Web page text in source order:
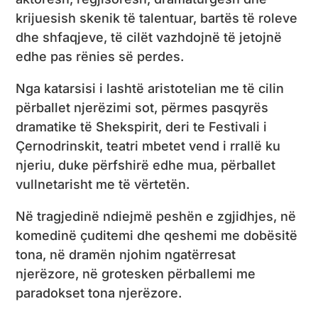
krijuesish skenik të talentuar, bartës të roleve
dhe shfaqjeve, të cilët vazhdojnë të jetojnë
edhe pas rënies së perdes.
Nga katarsisi i lashtë aristotelian me të cilin
përballet njerëzimi sot, përmes pasqyrës
dramatike të Shekspirit, deri te Festivali i
Çernodrinskit, teatri mbetet vend i rrallë ku
njeriu, duke përfshirë edhe mua, përballet
vullnetarisht me të vërtetën.
Në tragjedinë ndiejmë peshën e zgjidhjes, në
komedinë çuditemi dhe qeshemi me dobësitë
tona, në dramën njohim ngatërresat
njerëzore, në grotesken përballemi me
paradokset tona njerëzore.